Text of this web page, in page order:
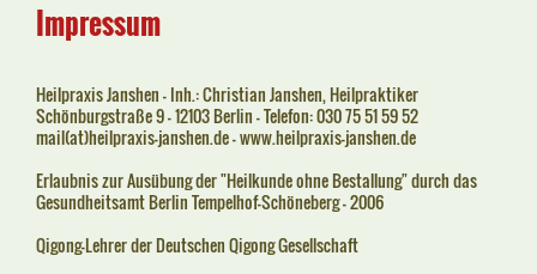
Impressum
Heilpraxis Janshen - Inh.: Christian Janshen, Heilpraktiker
Schönburgstraße 9 - 12103 Berlin - Telefon: 030 75 51 59 52
mail(at)heilpraxis-janshen.de - www.heilpraxis-janshen.de
Erlaubnis zur Ausübung der "Heilkunde ohne Bestallung" durch das
Gesundheitsamt Berlin Tempelhof-Schöneberg - 2006
Qigong-Lehrer der Deutschen Qigong Gesellschaft